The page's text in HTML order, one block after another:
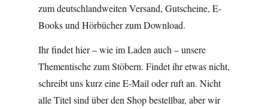
zum deutschlandweiten Versand, Gutscheine, E-
Books und Hörbücher zum Download.
Ihr findet hier – wie im Laden auch – unsere
Thementische zum Stöbern. Findet ihr etwas nicht,
schreibt uns kurz eine E-Mail oder ruft an. Nicht
alle Titel sind über den Shop bestellbar, aber wir